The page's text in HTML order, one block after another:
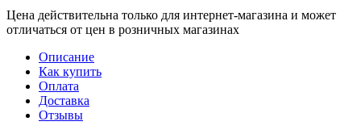
Цена действительна только для интернет-магазина и может
отличаться от цен в розничных магазинах
Описание
Как купить
Оплата
Доставка
Отзывы